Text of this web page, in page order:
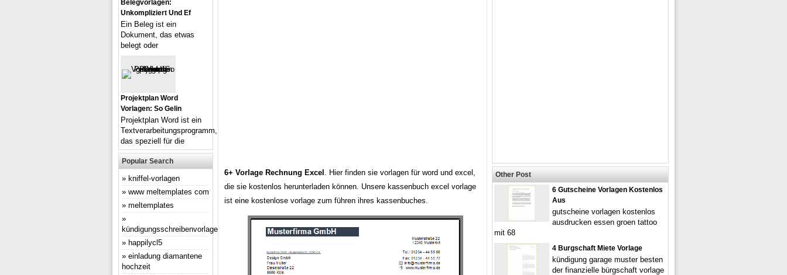
6+ Vorlage Rechnung Excel . Hier finden sie vorlagen für word und excel,
die sie kostenlos herunterladen können. Unsere kassenbuch excel vorlage
ist eine kostenlose vorlage zum führen ihres kassenbuches.
Belegvorlagen:
Unkompliziert Und Ef
Ein Beleg ist ein
Dokument, das etwas
belegt oder
Projektplan Word
Vorlagen: So Gelin
Projektplan Word ist ein
Textverarbeitungsprogramm,
das speziell für die
Popular Search
kniffel-vorlagen
www meltemplates com
meltemplates
kündigungsschreibenvorlage
happilycl5
einladung diamantene
hochzeit
Other Post
6 Gutscheine Vorlagen Kostenlos
Aus
gutscheine vorlagen kostenlos
ausdrucken essen groen tattoo
mit 68
4 Burgschaft Miete Vorlage
kündigung garage muster besten
der finanzielle bürgschaft vorlage